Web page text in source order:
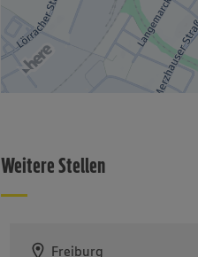
Weitere Stellen
Freiburg